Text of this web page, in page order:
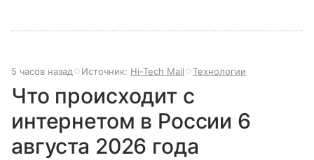
5 часов назад Источник: Hi-Tech Mail Технологии
Что происходит с
интернетом в России 6
августа 2026 года